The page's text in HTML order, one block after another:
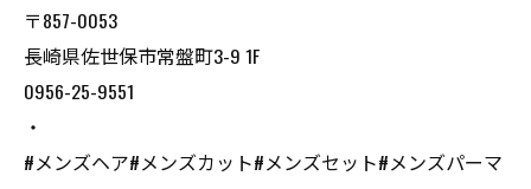
〒857-0053
長崎県佐世保市常盤町3-9 1F
0956-25-9551
・
#メンズヘア#メンズカット#メンズセット#メンズパーマ